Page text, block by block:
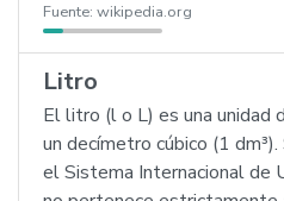
Fuente: wikipedia.org
Litro
El litro (l o L) es una unidad
un decímetro cúbico (1
el Sistema Internacional de